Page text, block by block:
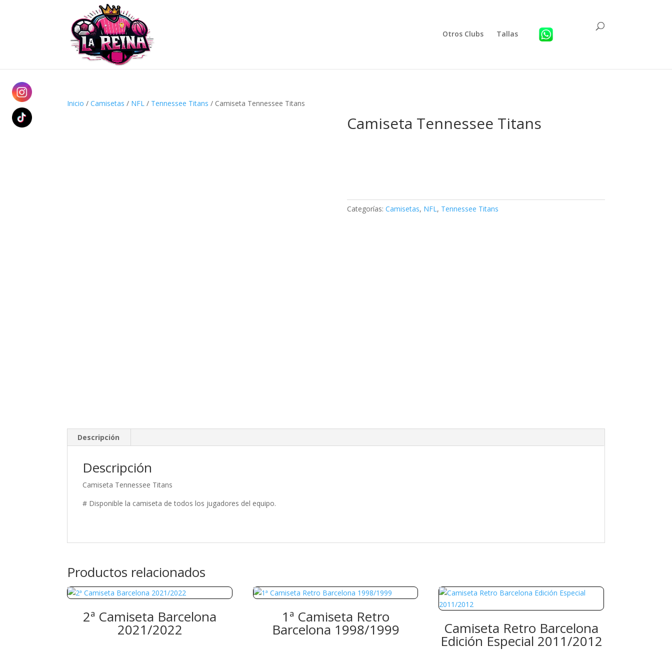
Otros Clubs Tallas
Inicio /Camisetas / NFL / Tennessee Titans / Camiseta Tennessee Titans
Camiseta Tennessee Titans
Categorías: Camisetas, NFL, Tennessee Titans
Descripción
Descripción
Camiseta Tennessee Titans
# Disponible la camiseta de todos los jugadores del equipo.
Productos relacionados
2ª Camiseta Barcelona
2021/2022
1ª Camiseta Retro
Barcelona 1998/1999 Camiseta Retro Barcelona
Edición Especial 2011/2012